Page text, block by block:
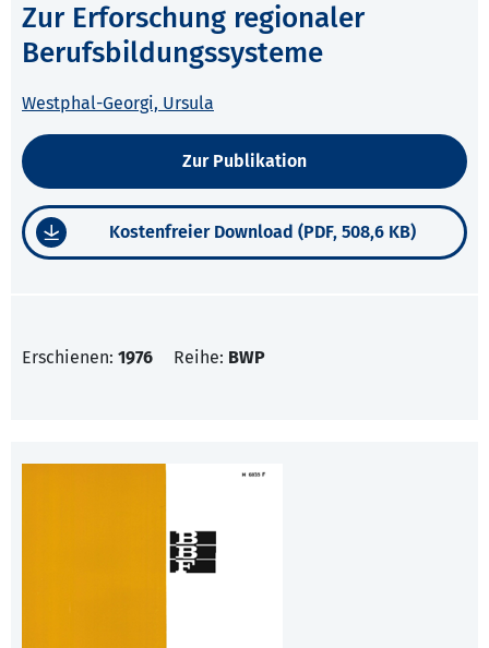
Zur Erforschung regionaler
Berufsbildungssysteme
Westphal-Georgi, Ursula
Zur Publikation
Kostenfreier Download (PDF, 508,6 KB)
Erschienen: 1976 Reihe: BWP